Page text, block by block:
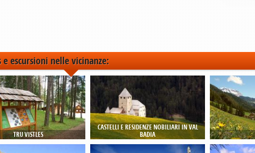
e escursioni nelle vicinanze:
TRU VISTLES
CASTELLI E RESIDENZE NOBILIARI IN VAL
BADIA